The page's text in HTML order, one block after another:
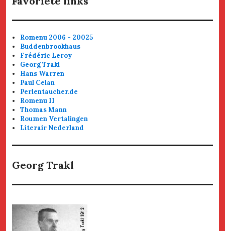
Romenu 2006 - 20025
Buddenbrookhaus
Frédéric Leroy
Georg Trakl
Hans Warren
Paul Celan
Perlentaucher.de
Romenu II
Thomas Mann
Roumen Vertalingen
Literair Nederland
Georg Trakl